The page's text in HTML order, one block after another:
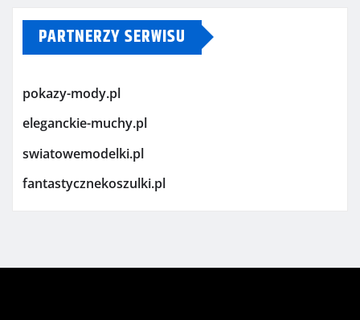
PARTNERZY SERWISU
pokazy-mody.pl
eleganckie-muchy.pl
swiatowemodelki.pl
fantastycznekoszulki.pl